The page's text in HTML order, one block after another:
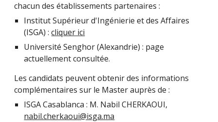
chacun des établissements partenaires :
Institut Supérieur d'Ingénierie et des Affaires
(ISGA) : cliquer ici
Université Senghor (Alexandrie) : page
actuellement consultée.
Les candidats peuvent obtenir des informations
complémentaires sur le Master auprès de :
nabil.cherkaoui@isga.ma